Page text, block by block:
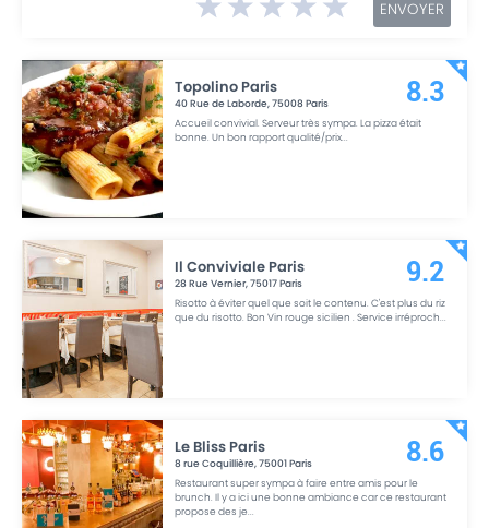
ENVOYER
Topolino Paris
40 Rue de Laborde,75008 Paris
Accueil convivial. Serveur très sympa. La pizza était
bonne. Un bon rapport qualité/prix...
8.3
Il Conviviale Paris
28 Rue Vernier,75017Paris
Risotto à éviter quel que soit le contenu. C'est plus du riz
que du risotto. Bon Vin rouge sicilien . Service irréproch...
9.2
Le Bliss Paris
8 rue Coquillière,75001Paris
Restaurant super sympa à faire entre amis pour le
brunch. Il y a ici une bonne ambiance car ce restaurant
propose des je...
8.6